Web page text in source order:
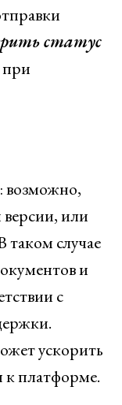
статус
при
: возможно,
или
таком случае
и
с
ускорить
к платформе.